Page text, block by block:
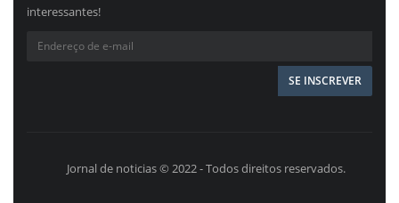
interessantes!
Jornal de noticias © 2022 - Todos direitos reservados.